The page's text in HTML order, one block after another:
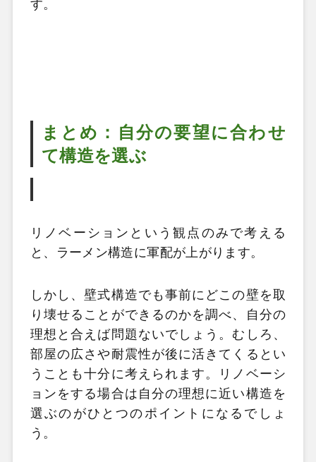
す。
まとめ：自分の要望に合わせ
て構造を選ぶ
リノベーションという観点のみで考える
と、ラーメン構造に軍配が上がります。
しかし、壁式構造でも事前にどこの壁を取
り壊せることができるのかを調べ、自分の
理想と合えば問題ないでしょう。むしろ、
部屋の広さや耐震性が後に活きてくるとい
うことも十分に考えられます。リノベーシ
ョンをする場合は自分の理想に近い構造を
選ぶのがひとつのポイントになるでしょ
う。